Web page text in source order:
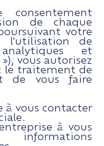
de chaque
votre
l'utilisation de
et
vous autorisez
le traitement de
de vous faire
à vous contacter
à vous